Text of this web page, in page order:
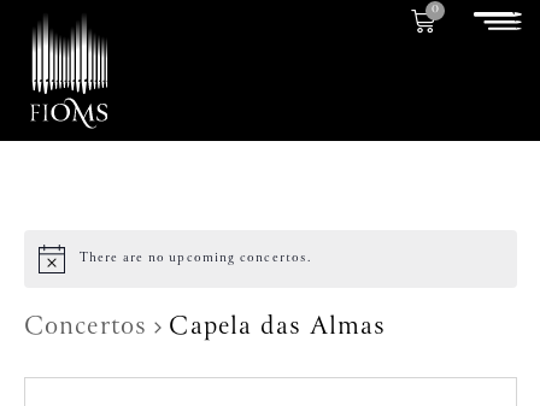
0
There are no upcoming concertos.
Concertos Capela das Almas